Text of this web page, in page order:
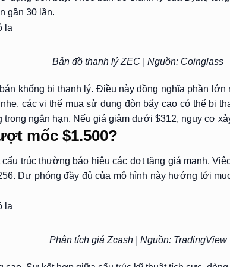
gần 30 lần.
Bản đồ thanh lý ZEC | Nguồn: Coinglass
khống bị thanh lý. Điều này đồng nghĩa phần
các vị thế mua sử dụng đòn bẩy cao có thể bị
ngắn hạn. Nếu giá giảm dưới $312, nguy cơ
mốc $1.500?
trúc thường báo hiệu các đợt tăng giá mạnh.
Dự phóng đầy đủ của mô hình này hướng tới
Phân tích giá Zcash | Nguồn: TradingView